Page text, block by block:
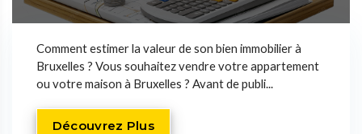
Comment estimer la valeur de son bien immobilier à
Bruxelles ? Vous souhaitez vendre votre appartement
ou votre maison à Bruxelles ? Avant de publi...
Découvrez Plus